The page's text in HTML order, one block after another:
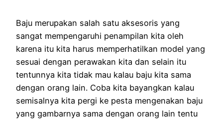
Baju merupakan salah satu aksesoris yang
sangat mempengaruhi penampilan kita oleh
karena itu kita harus memperhatilkan model yang
sesuai dengan perawakan kita dan selain itu
tentunnya kita tidak mau kalau baju kita sama
dengan orang lain. Coba kita bayangkan kalau
semisalnya kita pergi ke pesta mengenakan baju
yang gambarnya sama dengan orang lain tentu